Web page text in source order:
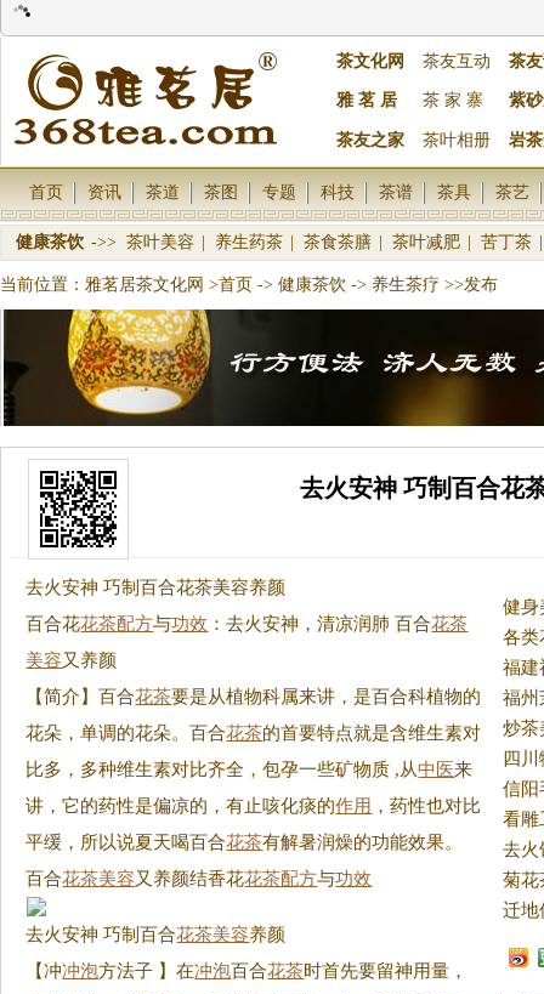
茶文化网 茶友互动 茶
雅 茗 居 茶 家 寨 紫
茶友之家 茶叶相册 岩
首页 资讯 茶道 茶图 专题 科技 茶谱 茶具 茶艺
健康茶饮 ->> 茶叶美容 养生药茶 茶食茶膳 茶叶减肥 苦丁茶
当前位置： 雅茗居茶文化网 >首页 -> 健康茶饮 -> 养生茶疗 >>发布
去火安神 巧制百合花
健身
四
去火
菊花
迁地
去火安神 巧制百合花茶美容养颜
百合花花茶配方与功效 ：去火安神，清凉润肺 百合花茶
美容又养颜
【简介】百合花茶要是从植物科属来讲，是百合科植物的
花朵，单调的花朵。百合花茶的首要特点就是含维生素对
比多，多种维生素对比齐全，包孕一些矿物质 ,从中医来
讲，它的药性是偏凉的，有止咳化痰的作用 ，药性也对比
平缓，所以说夏天喝百合花茶有解暑润燥的功能效果。
百合花茶美容又养颜结香花花茶配方与功效
去火安神 巧制百合花茶美容养颜
【冲冲泡方法子 】在冲泡百合花茶时首先要留神用量，